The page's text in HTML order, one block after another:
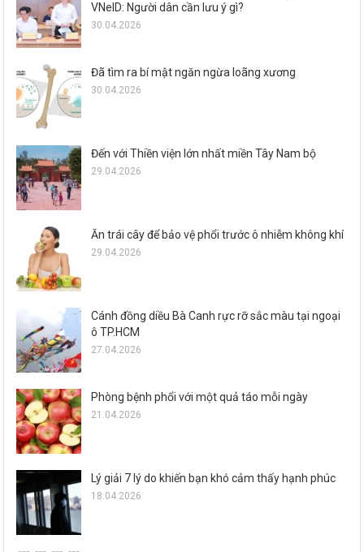
VNeID: Người dân cần lưu ý gì?
30.04.2026
Đã tìm ra bí mật ngăn ngừa loãng xương
30.04.2026
Đến với Thiền viện lớn nhất miền Tây Nam bộ
29.04.2026
Ăn trái cây để bảo vệ phổi trước ô nhiễm không khí
29.04.2026
Cánh đồng diều Bà Canh rực rỡ sắc màu tại ngoại
ô TP.HCM
27.04.2026
Phòng bệnh phổi với một quả táo mỗi ngày
21.04.2026
Lý giải 7 lý do khiến bạn khó cảm thấy hạnh phúc
18.04.2026